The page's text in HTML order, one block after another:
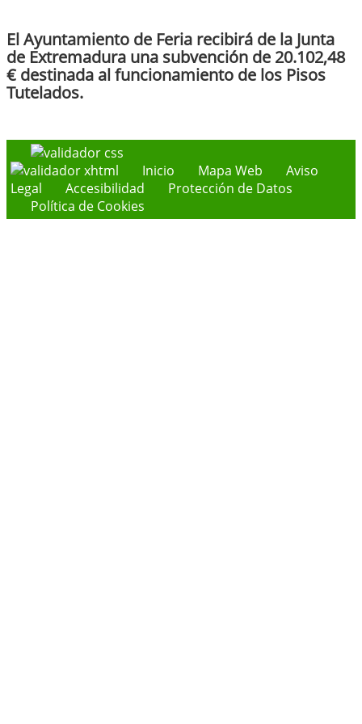
El Ayuntamiento de Feria recibirá de la Junta
de Extremadura una subvención de 20.102,48
€ destinada al funcionamiento de los Pisos
Tutelados.
Inicio Mapa Web
Aviso
Legal
Accesibilidad
Protección de Datos
Política de Cookies